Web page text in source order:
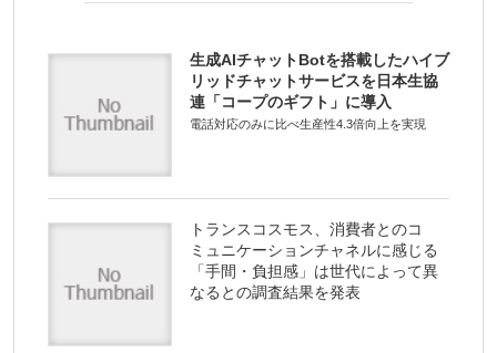
生成AIチャットBotを搭載したハイブ
リッドチャットサービスを日本生協
連「コープのギフト」に導入
電話対応のみに比べ生産性4.3倍向上を実現
トランスコスモス、消費者とのコ
ミュニケーションチャネルに感じる
「手間・負担感」は世代によって異
なるとの調査結果を発表